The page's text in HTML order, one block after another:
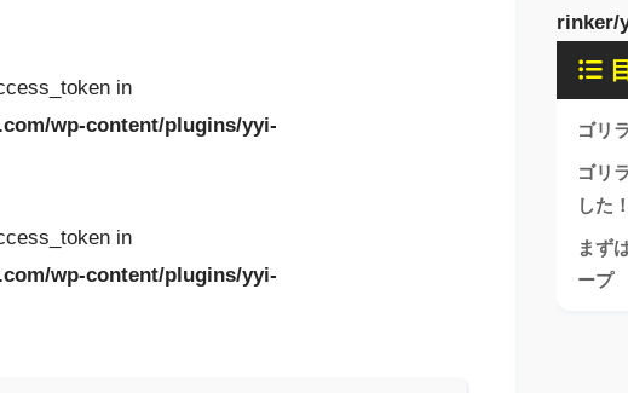
in
wp-content/plugins/yyi-
in
wp-content/plugins/yyi-
rinker/
ゴリ
ゴリ
した！
まず
ープ